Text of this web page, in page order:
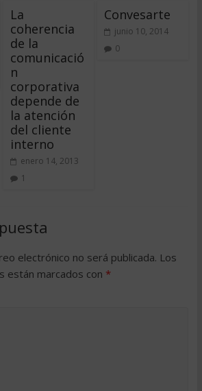
La
coherencia
de la
comunicació
n
corporativa
depende de
la atención
del cliente
interno
enero 14, 2013
1
Convesarte
junio 10, 2014
0
electrónico no será publicada. Los
están marcados con *